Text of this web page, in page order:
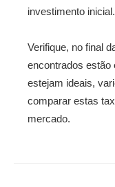
investimento inicial.
Verifique, no final
encontrados estão
estejam ideais,
comparar estas
mercado.